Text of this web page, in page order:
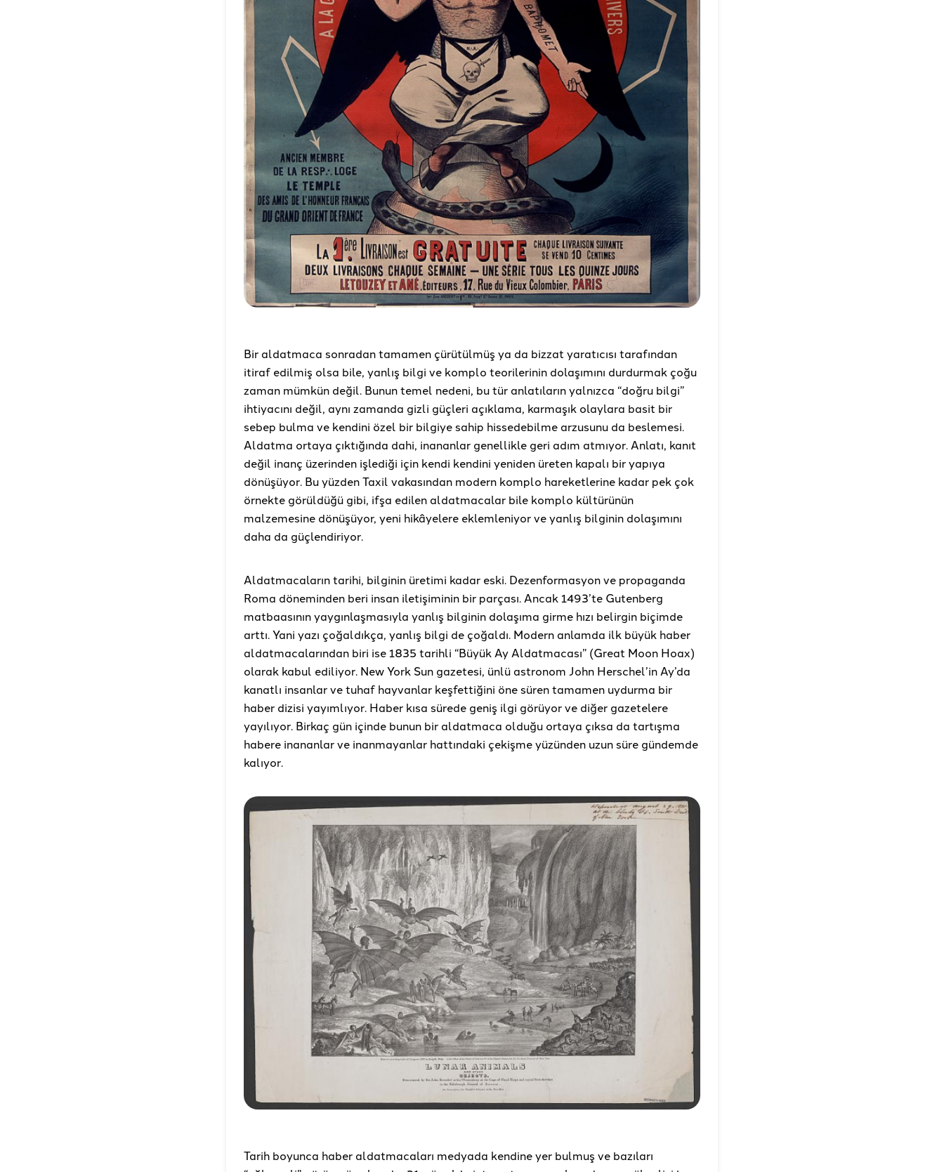
Bir aldatmaca sonradan tamamen çürütülmüş ya da bizzat yaratıcısı tarafından
itiraf edilmiş olsa bile, yanlış bilgi ve komplo teorilerinin dolaşımını durdurmak çoğu
zaman mümkün değil. Bunun temel nedeni, bu tür anlatıların yalnızca “doğru bilgi”
ihtiyacını değil, aynı zamanda gizli güçleri açıklama, karmaşık olaylara basit bir
sebep bulma ve kendini özel bir bilgiye sahip hissedebilme arzusunu da beslemesi.
Aldatma ortaya çıktığında dahi, inananlar genellikle geri adım atmıyor. Anlatı, kanıt
değil inanç üzerinden işlediği için kendi kendini yeniden üreten kapalı bir yapıya
dönüşüyor. Bu yüzden Taxil vakasından modern komplo hareketlerine kadar pek çok
örnekte görüldüğü gibi, ifşa edilen aldatmacalar bile komplo kültürünün
malzemesine dönüşüyor, yeni hikâyelere eklemleniyor ve yanlış bilginin dolaşımını
daha da güçlendiriyor.
Aldatmacaların tarihi, bilginin üretimi kadar eski. Dezenformasyon ve propaganda
Roma döneminden beri insan iletişiminin bir parçası. Ancak 1493’te Gutenberg
matbaasının yaygınlaşmasıyla yanlış bilginin dolaşıma girme hızı belirgin biçimde
arttı. Yani yazı çoğaldıkça, yanlış bilgi de çoğaldı. Modern anlamda ilk büyük haber
aldatmacalarından biri ise 1835 tarihli “Büyük Ay Aldatmacası” (Great Moon Hoax)
olarak kabul ediliyor. New York Sun gazetesi, ünlü astronom John Herschel’in Ay’da
kanatlı insanlar ve tuhaf hayvanlar keşfettiğini öne süren tamamen uydurma bir
haber dizisi yayımlıyor. Haber kısa sürede geniş ilgi görüyor ve diğer gazetelere
yayılıyor. Birkaç gün içinde bunun bir aldatmaca olduğu ortaya çıksa da tartışma
habere inananlar ve inanmayanlar hattındaki çekişme yüzünden uzun süre gündemde
kalıyor.
Tarih boyunca haber aldatmacaları medyada kendine yer bulmuş ve bazıları